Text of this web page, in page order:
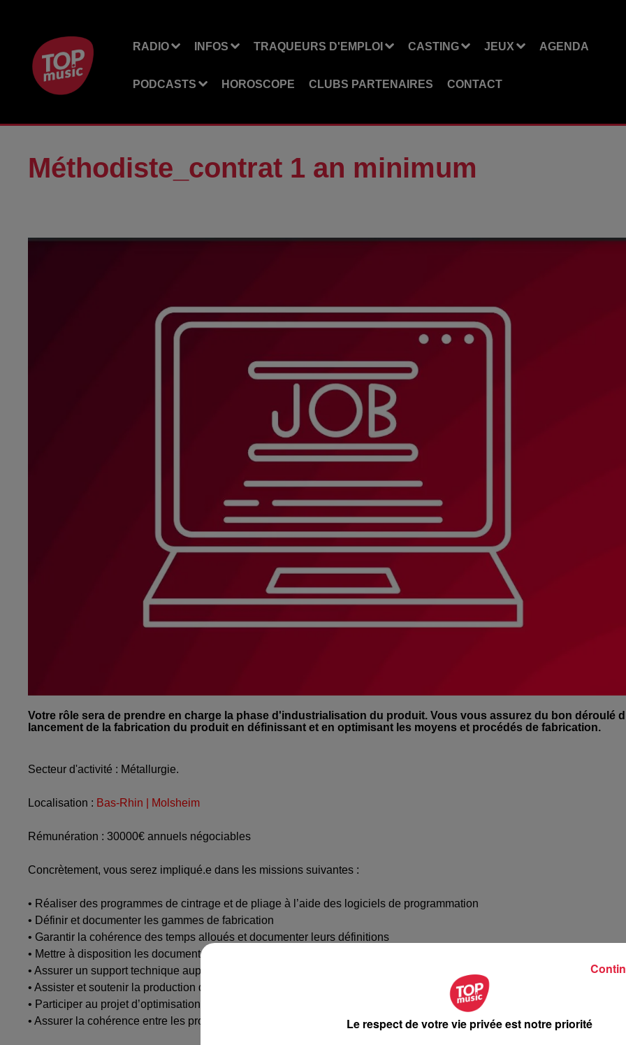
RADIO INFOS TRAQUEURS D'EMPLOI CASTING JEUX AGENDA
PODCASTS HOROSCOPE CLUBS PARTENAIRES CONTACT
Méthodiste_contrat 1 an minimum
Votre rôle sera de prendre en charge la phase d'industrialisation du produit. Vous vous assurez du bon déroulé
lancement de la fabrication du produit en définissant et en optimisant les moyens et procédés de fabrication.
Secteur d'activité : Métallurgie.
Localisation : Bas-Rhin | Molsheim
Rémunération : 30000€ annuels négociables
Concrètement, vous serez impliqué.e dans les missions suivantes :
• Réaliser des programmes de cintrage et de pliage à l’aide des logiciels de programmation
• Définir et documenter les gammes de fabrication
• Garantir la cohérence des temps alloués et documenter leurs définitions
• Mettre à disposition les documents techniques aux différentes opérations de gammes
• Assurer un support technique auprès de la production
• Assister et soutenir la production dans la réalisation des phases de production
• Participer au projet d’optimisation de la production et à l’amélioration continue
• Assurer la cohérence entre les produits et les équipements de productionLe respect de votre vie privée est notre priorité